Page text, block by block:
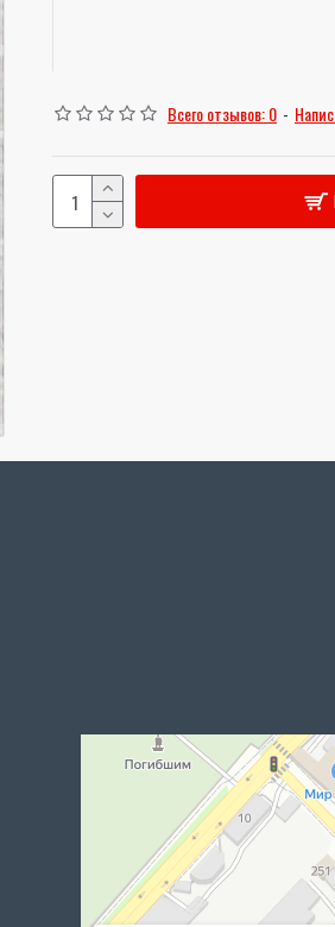
Всего отзывов: 0 -